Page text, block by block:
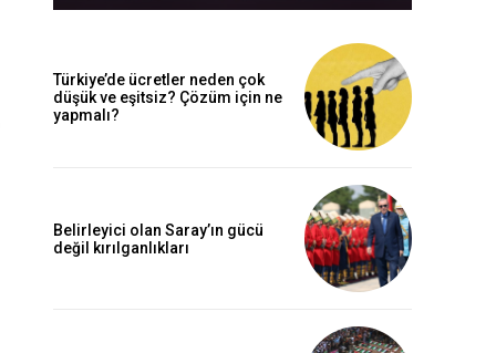
Türkiye’de ücretler neden çok
düşük ve eşitsiz? Çözüm için ne
yapmalı?
Belirleyici olan Saray’ın gücü
değil kırılganlıkları